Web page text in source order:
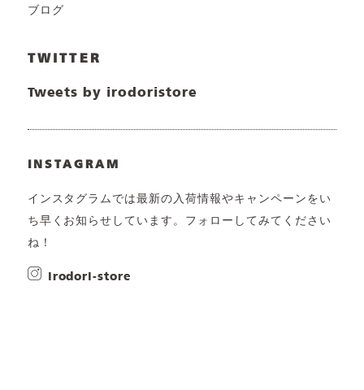
ブログ
TWITTER
Tweets by irodoristore
INSTAGRAM
インスタグラムでは最新の入荷情報やキャンペーンをい
ち早くお知らせしています。フォローしてみてください
ね！
irodori-store